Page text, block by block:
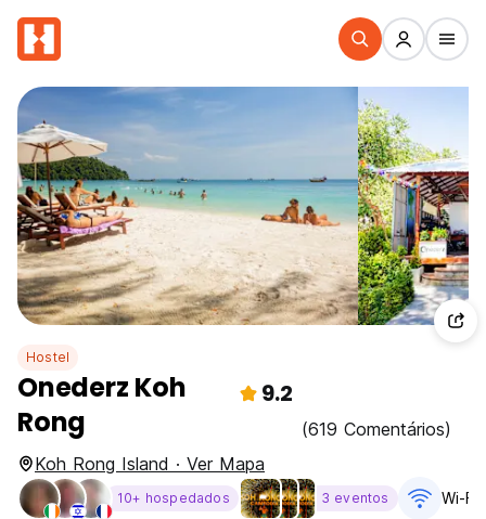
Hostel
Onederz Koh
Rong
9.2
(619 Comentários)
Koh Rong Island · Ver Mapa
10+ hospedados 3 eventos Wi-Fi